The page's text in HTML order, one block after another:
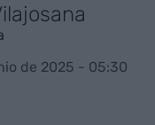
de 2025 - 05:30